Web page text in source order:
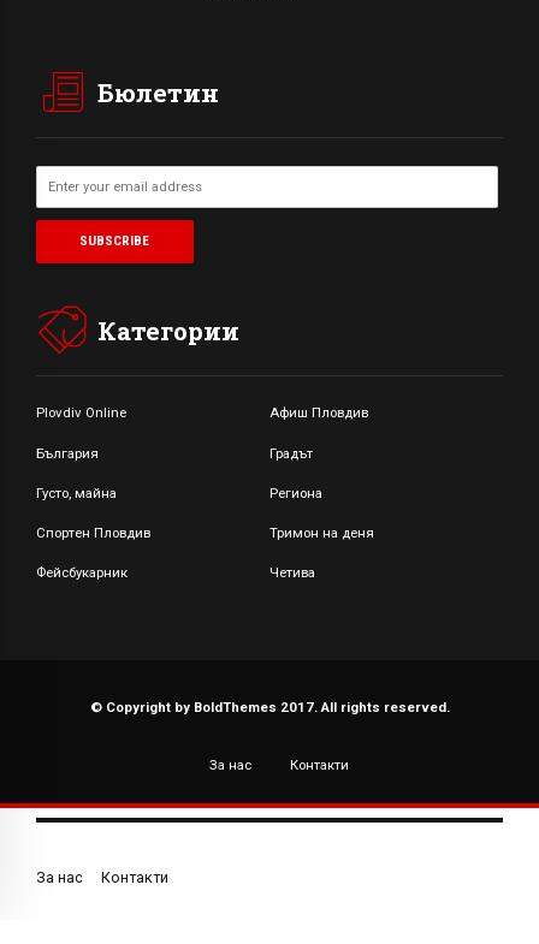
Бюлетин
Категории
Plovdiv Online Афиш Пловдив
България Градът
Густо, майна Региона
Спортен Пловдив Тримон на деня
Фейсбукарник Четива
© Copyright by BoldThemes 2017. All rights reserved.
За нас Контакти
За нас Контакти